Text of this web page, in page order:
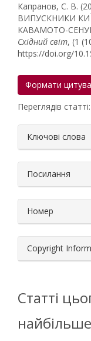
Капранов, С. В.
ВИПУСКНИКИ
КАВАМОТО-
Східний світ, (1
https://doi.org/
Формати
Переглядів
Ключові слова
Посилання
Номер
Copyright
Статті